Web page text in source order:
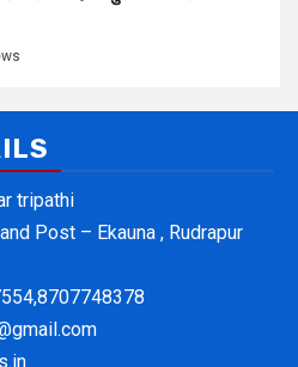
tripathi
Post – Ekauna , Rudrapur